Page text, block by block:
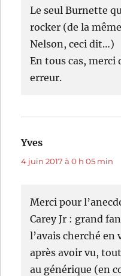
Le seul Burnette
rocker (de la
Nelson, ceci dit…)
En tous cas, merci
erreur.
Yves
4 juin 2017 à 0 h 05 min
Merci pour
Carey Jr : grand
l’avais cherché
après avoir vu,
au générique (en